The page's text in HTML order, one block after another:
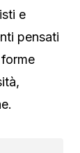
e
pensati